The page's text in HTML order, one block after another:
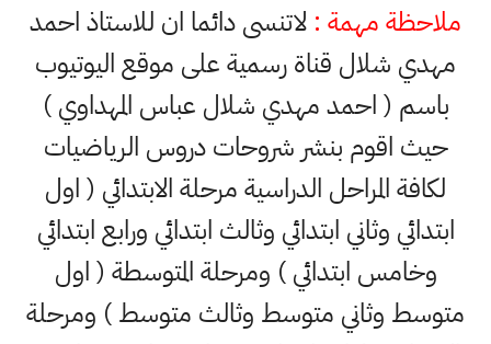
ملاحظة مهمة : لاتنسى دائما ان للاستاذ احمد
مهدي شلال قناة رسمية على موقع اليوتيوب
باسم ( احمد مهدي شلال عباس المهداوي )
حيث اقوم بنشر شروحات دروس الرياضيات
لكافة المراحل الدراسية مرحلة الابتدائي ( اول
ابتدائي وثاني ابتدائي وثالث ابتدائي ورابع ابتدائي
وخامس ابتدائي ) ومرحلة المتوسطة ( اول
متوسط وثاني متوسط وثالث متوسط ) ومرحلة